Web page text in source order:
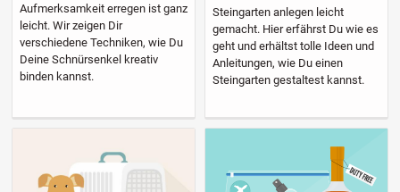
Aufmerksamkeit erregen ist ganz
leicht. Wir zeigen Dir
verschiedene Techniken, wie Du
Deine Schnürsenkel kreativ
binden kannst.
Steingarten anlegen leicht
gemacht. Hier erfährst Du wie es
geht und erhältst tolle Ideen und
Anleitungen, wie Du einen
Steingarten gestaltest kannst.